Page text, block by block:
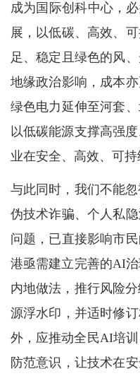
成为国际创科中心，
展，以低碳、高效、
足、稳定且绿色的风
地缘政治影响，成本
绿色电力延伸至河套
以低碳能源支撑高强
业在安全、高效、可持
与此同时，我们不能
伪技术诈骗、个人私
问题，已直接影响市
港亟需建立完善的AI
内地做法，推行风险
源浮水印，并适时修
外，应推动全民AI培
防范意识，让技术在